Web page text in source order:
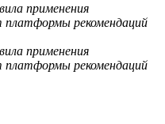
применения
платформы рекомендаций
применения
платформы рекомендаций